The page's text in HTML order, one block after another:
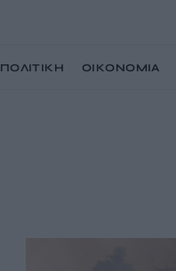
ΠΟΛΙΤΙΚΗ ΟΙΚΟΝΟΜΙΑ